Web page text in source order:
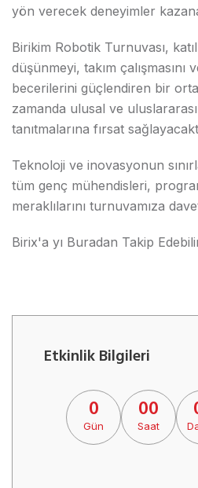
yön verecek deneyimler
Birikim Robotik Turnuvası,
düşünmeyi, takım çalışmasını
becerilerini güçlendiren bir
zamanda ulusal ve
tanıtmalarına fırsat
Teknoloji ve inovasyonun
tüm genç mühendisleri,
meraklılarını turnuvamıza
Birix'a yı Buradan Takip
Etkinlik Bilgileri
0
Gün
00
Saat